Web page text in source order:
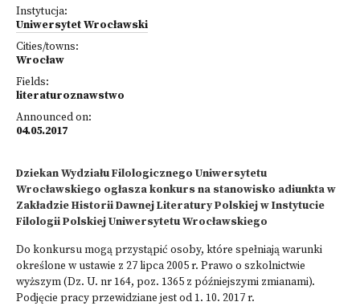
Instytucja:
Uniwersytet Wrocławski
Cities/towns:
Wrocław
Fields:
literaturoznawstwo
Announced on:
04.05.2017
Dziekan Wydziału Filologicznego Uniwersytetu
Wrocławskiego ogłasza konkurs na stanowisko adiunkta w
Zakładzie Historii Dawnej Literatury Polskiej w Instytucie
Filologii Polskiej Uniwersytetu Wrocławskiego
Do konkursu mogą przystąpić osoby, które spełniają warunki
określone w ustawie z 27 lipca 2005 r. Prawo o szkolnictwie
wyższym (Dz. U. nr 164, poz. 1365 z późniejszymi zmianami).
Podjęcie pracy przewidziane jest od 1. 10. 2017 r.